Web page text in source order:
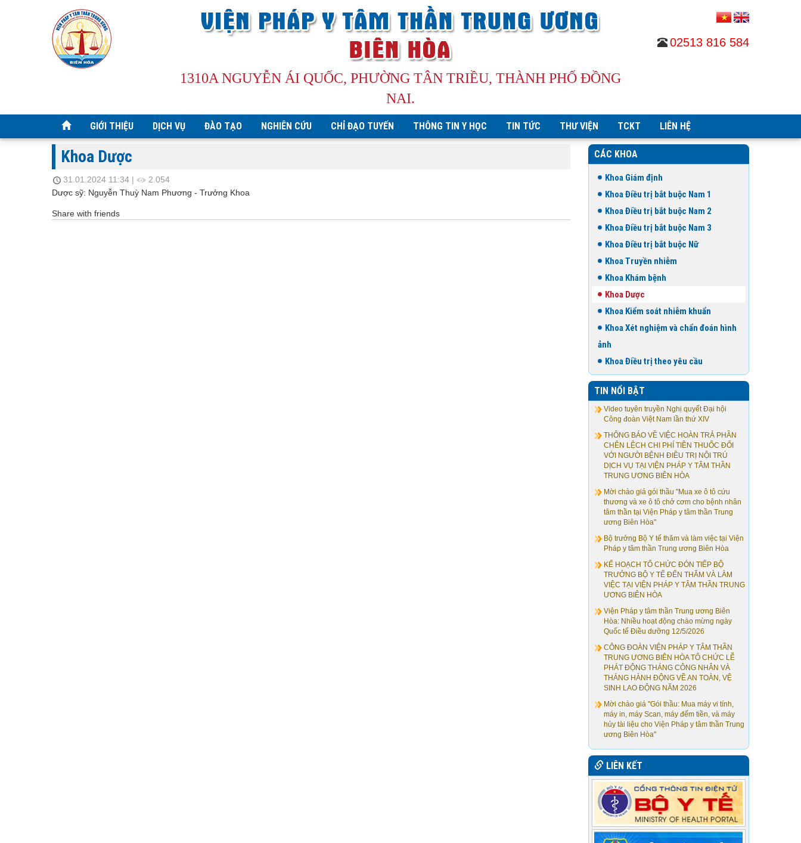
1310A NGUYỄN ÁI QUỐC, PHƯỜNG TÂN TRIỀU, THÀNH PHỐ ĐỒNG
NAI.
02513 816 584
GIỚI THIỆU DỊCH VỤ ĐÀO TẠO NGHIÊN CỨU CHỈ ĐẠO TUYẾN THÔNG TIN Y HỌC TIN TỨC THƯ VIỆN TCKT LIÊN HỆ
Khoa Dược
31.01.2024 11:34 |
2.054
Dược sỹ: Nguyễn Thuỳ Nam Phương - Trưởng Khoa
Share with friends
CÁC KHOA
Khoa Giám định
Khoa Điều trị bắt buộc Nam 1
Khoa Điều trị bắt buộc Nam 2
Khoa Điều trị bắt buộc Nam 3
Khoa Điều trị bắt buộc Nữ
Khoa Truyền nhiễm
Khoa Khám bệnh
Khoa Dược
Khoa Kiểm soát nhiễm khuẩn
Khoa Xét nghiệm và chẩn đoán hình
ảnh
Khoa Điều trị theo yêu cầu
TIN NỔI BẬT
Video tuyên truyền Nghị quyết Đại hội
Công đoàn Việt Nam lần thứ XIV
THÔNG BÁO VỀ VIỆC HOÀN TRẢ PHẦN
CHÊN LỆCH CHI PHÍ TIỀN THUỐC ĐỐI
VỚI NGƯỜI BỆNH ĐIỀU TRỊ NỘI TRÚ
DỊCH VỤ TẠI VIỆN PHÁP Y TÂM THẦN
TRUNG ƯƠNG BIÊN HÒA
Mời chào giá gói thầu "Mua xe ô tô cứu
thương và xe ô tô chở cơm cho bệnh nhân
tâm thần tại Viện Pháp y tâm thần Trung
ương Biên Hòa"
Bộ trưởng Bộ Y tế thăm và làm việc tại Viện
Pháp y tâm thần Trung ương Biên Hòa
KẾ HOẠCH TỔ CHỨC ĐÓN TIẾP BỘ
TRƯỞNG BỘ Y TẾ ĐẾN THĂM VÀ LÀM
VIỆC TẠI VIỆN PHÁP Y TÂM THẦN TRUNG
ƯƠNG BIÊN HÒA
Viện Pháp y tâm thần Trung ương Biên
Hòa: Nhiều hoạt động chào mừng ngày
Quốc tế Điều dưỡng 12/5/2026
CÔNG ĐOÀN VIỆN PHÁP Y TÂM THẦN
TRUNG ƯƠNG BIÊN HÒA TỔ CHỨC LỄ
PHÁT ĐỘNG THÁNG CÔNG NHÂN VÀ
THÁNG HÀNH ĐỘNG VỀ AN TOÀN, VỆ
SINH LAO ĐỘNG NĂM 2026
Mời chào giá "Gói thầu: Mua máy vi tính,
máy in, máy Scan, máy đếm tiền, và máy
hủy tài liệu cho Viện Pháp y tâm thần Trung
ương Biên Hòa"
LIÊN KẾT